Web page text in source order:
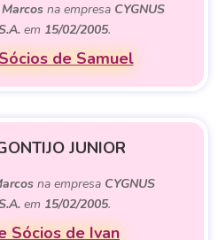
Marcosna empresa CYGNUS
em 15/02/2005.
de Samuel
JUNIOR
na empresa CYGNUS
em 15/02/2005.
Sócios de Ivan